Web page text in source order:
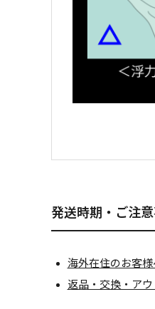
発送時期・ご注
海外在住のお客
返品・交換・ア